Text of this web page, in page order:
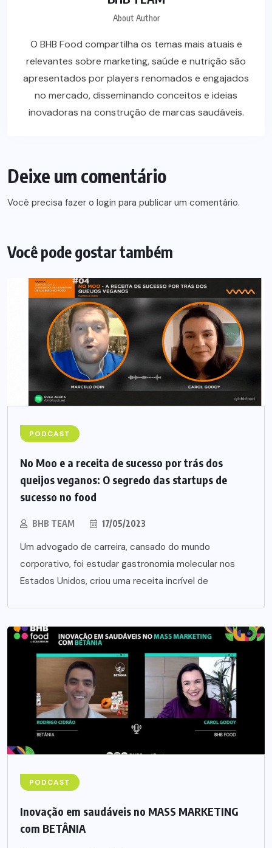
About Author
O BHB Food compartilha os temas mais atuais e
relevantes sobre marketing, saúde e nutrição são
apresentados por players renomados e engajados
no mercado, disseminando conceitos e ideias
inovadoras na construção de marcas saudáveis.
Deixe um comentário
Você precisa fazer o login para publicar um comentário.
Você pode gostar também
PODCAST
No Moo e a receita de sucesso por trás dos
queijos veganos: O segredo das startups de
sucesso no food
BHB TEAM 17/05/2023
Um advogado de carreira, cansado do mundo
corporativo, foi estudar gastronomia molecular nos
Estados Unidos, criou uma receita incrível de
PODCAST
Inovação em saudáveis no MASS MARKETING
com BETÂNIA